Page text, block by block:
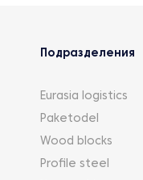
Подразделения
Eurasia logistics
Paketodel
Wood blocks
Profile steel